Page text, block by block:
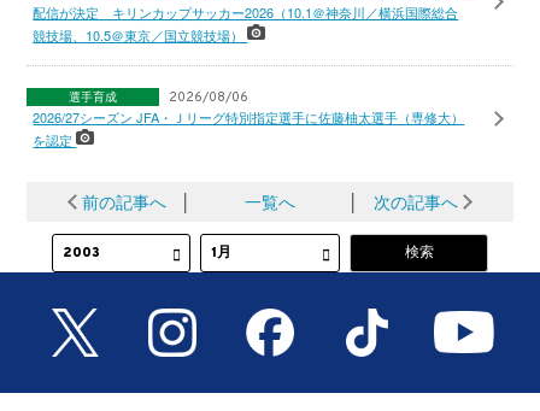
配信が決定 キリンカップサッカー2026（10.1＠神奈川／横浜国際総合
競技場、10.5＠東京／国立競技場）
選手育成 2026/08/06
2026/27シーズン JFA・Ｊリーグ特別指定選手に佐藤柚太選手（専修大）
を認定
前の記事へ │ 一覧へ │ 次の記事へ